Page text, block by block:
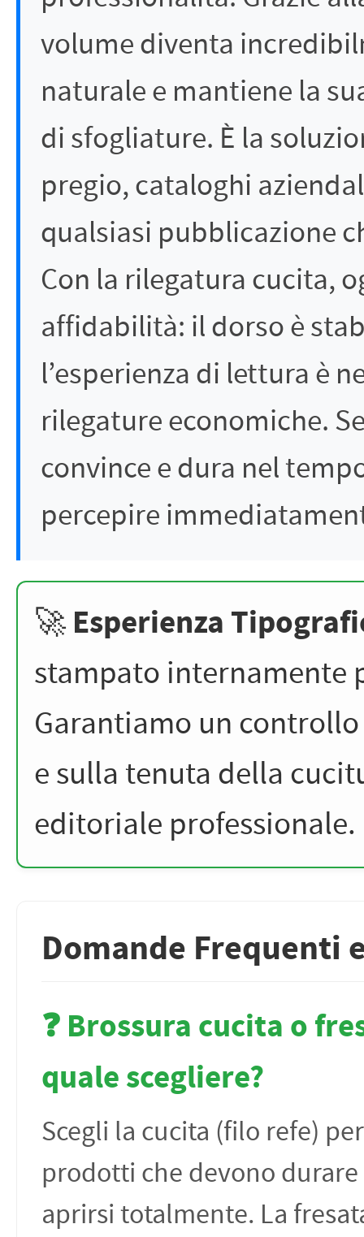
volume diventa
naturale e mantiene la
di sfogliature. È la
pregio, cataloghi
qualsiasi pubblicazione
Con la rilegatura cucita,
affidabilità: il dorso è
l’esperienza di lettura è
rilegature economiche.
convince e dura nel
percepire
🚀 Esperienza
stampato internamente
Garantiamo un
e sulla tenuta della
editoriale professionale.
Domande Frequenti
❓ Brossura cucita o
quale scegliere?
Scegli la cucita (filo refe) per
prodotti che devono
aprirsi totalmente. La